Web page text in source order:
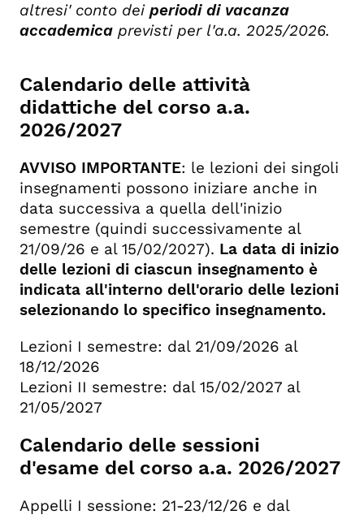
altresi' conto dei periodi di vacanza
accademica previsti per l'a.a. 2025/2026.
Calendario delle attività
didattiche del corso a.a.
2026/2027
AVVISO IMPORTANTE: le lezioni dei singoli
insegnamenti possono iniziare anche in
data successiva a quella dell'inizio
semestre (quindi successivamente al
21/09/26 e al 15/02/2027). La data di inizio
delle lezioni di ciascun insegnamento è
indicata all'interno dell'orario delle lezioni
selezionando lo specifico insegnamento.
Lezioni I semestre: dal 21/09/2026 al
18/12/2026
Lezioni II semestre: dal 15/02/2027 al
21/05/2027
Calendario delle sessioni
d'esame del corso a.a. 2026/2027
Appelli I sessione: 21-23/12/26 e dal